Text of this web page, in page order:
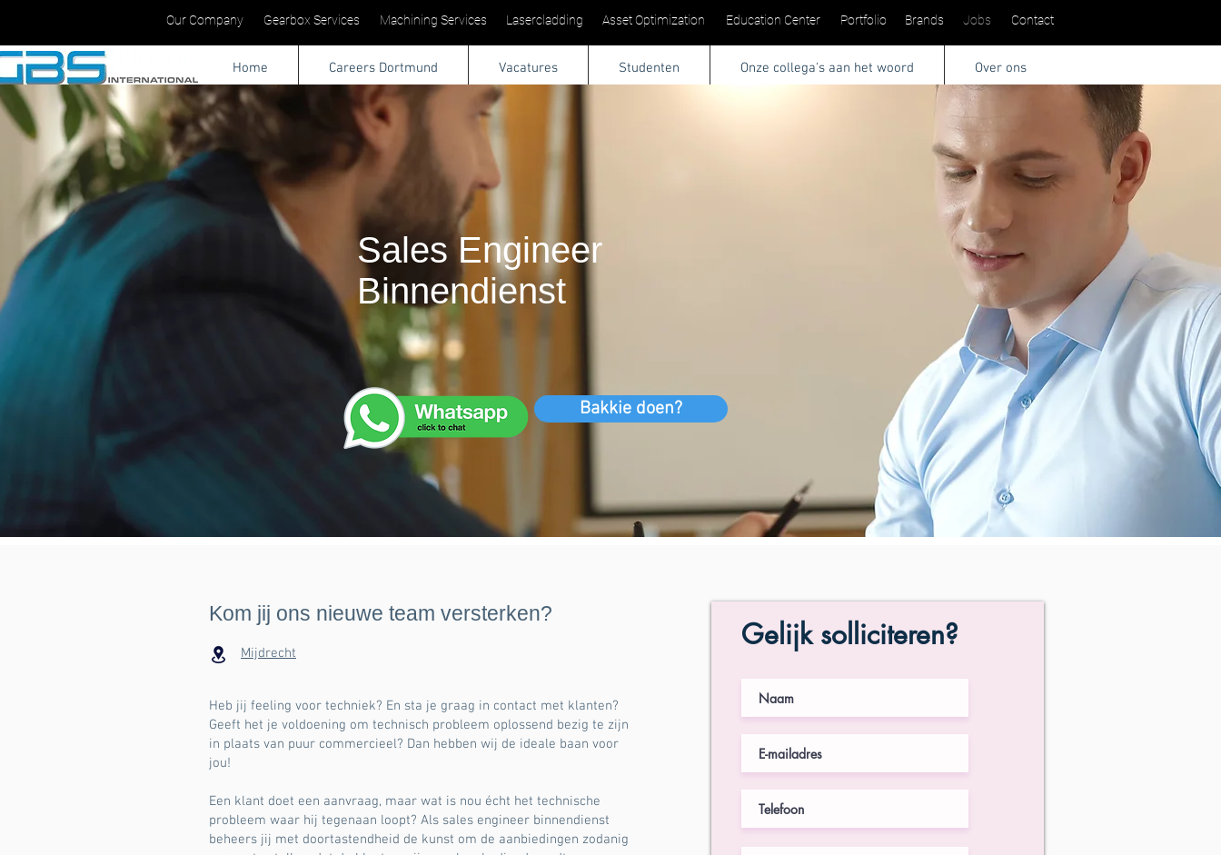
Our Company Gearbox Services Machining Services Lasercladding Asset Optimization Education Center Portfolio Brands Jobs Contact
Home Careers Dortmund Vacatures Studenten Onze collega's aan het woord Over ons
Sales Engineer
Binnendienst
Bakkie doen?
Kom jij ons nieuwe team versterken?
Heb jij feeling voor techniek? En sta je graag in contact met klanten?
Geeft het je voldoening om technisch probleem oplossend bezig te zijn
in plaats van puur commercieel? Dan hebben wij de ideale baan voor
jou!
Een klant doet een aanvraag, maar wat is nou écht het technische
probleem waar hij tegenaan loopt? Als sales engineer binnendienst
beheers jij met doortastendheid de kunst om de aanbiedingen zodanig
Gelijk solliciteren?
Mijdrecht